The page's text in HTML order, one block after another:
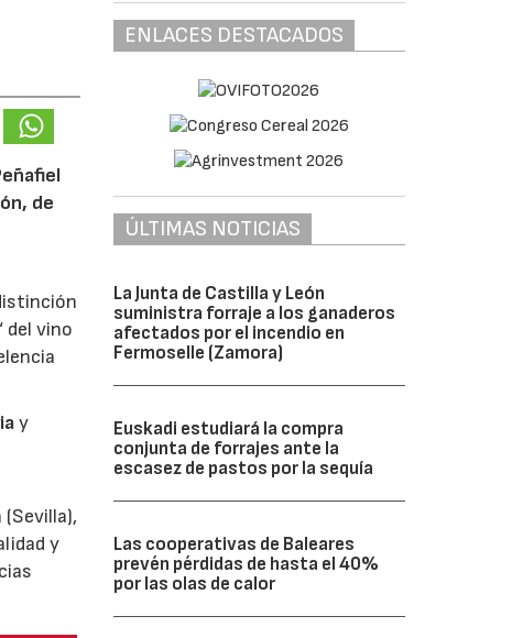
de
del vino
y
y
ENLACES DESTACADOS
ÚLTIMAS NOTICIAS
La Junta de Castilla y León
suministra forraje a los ganaderos
afectados por el incendio en
Fermoselle (Zamora)
Euskadi estudiará la compra
conjunta de forrajes ante la
escasez de pastos por la sequía
Las cooperativas de Baleares
prevén pérdidas de hasta el 40%
por las olas de calor